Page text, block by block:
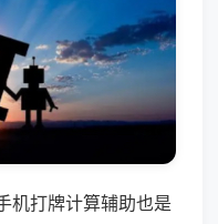
机打牌计算辅助也是